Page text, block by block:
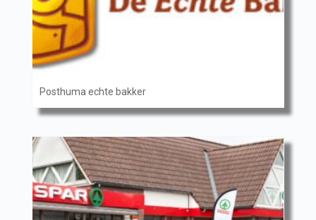
Posthuma echte bakker